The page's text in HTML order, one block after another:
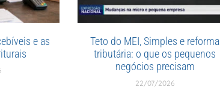
e as
Teto do MEI, Simples e reforma
tributária: o que os pequenos
negócios precisam
22/07/2026